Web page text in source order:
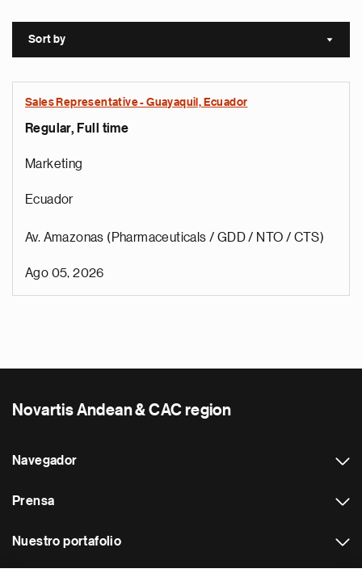
Sort by Sort
Sales Representative - Guayaquil, Ecuador
Regular, Full time
Marketing
Ecuador
Av. Amazonas (Pharmaceuticals / GDD / NTO / CTS)
Ago 05, 2026
Novartis Andean & CAC region
Navegador
Prensa
Nuestro portafolio